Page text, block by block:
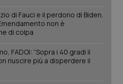
di Fauci e il perdono di Biden.
non è
di colpa
FADOI: “Sopra i 40 gradi il
riuscire più a disperdere il